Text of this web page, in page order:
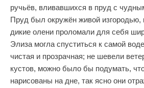
ручьёв, вливавшихся в пруд с
Пруд был окружён живой изгородью,
дикие олени проломали для себя
Элиза могла спуститься к самой
чистая и прозрачная; не шевели
кустов, можно было бы подумать,
нарисованы на дне, так ясно они